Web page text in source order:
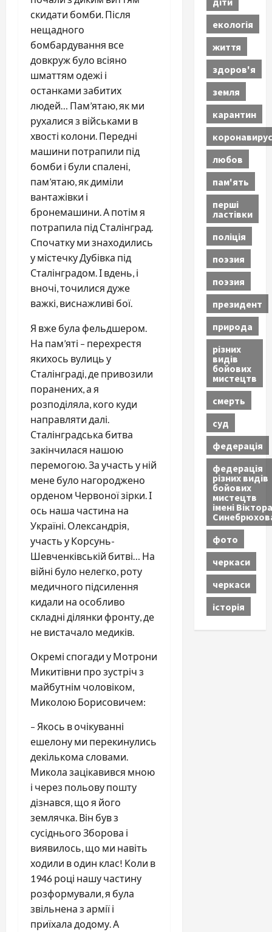
скидати бомби. Після
нещадного
бомбардування все
довкруж було всіяно
шматтям одежі і
останками забитих
людей… Пам’ятаю, як ми
рухалися з військами в
хвості колони. Передні
машини потрапили під
бомби і були спалені,
пам’ятаю, як диміли
вантажівки і
бронемашини. А потім я
потрапила під Сталінград.
Спочатку ми знаходились
у містечку Дубівка під
Сталінградом. І вдень, і
вночі, точилися дуже
важкі, виснажливі бої.
Я вже була фельдшером.
На пам’яті – перехрестя
якихось вулиць у
Сталінграді, де привозили
поранених, а я
розподіляла, кого куди
направляти далі.
Сталінградська битва
закінчилася нашою
перемогою. За участь у ній
мене було нагороджено
орденом Червоної зірки. І
ось наша частина на
Україні. Олександрія,
участь у Корсунь-
Шевченківській битві… На
війні було нелегко, роту
медичного підсилення
кидали на особливо
складні ділянки фронту, де
не вистачало медиків.
Окремі спогади у Мотрони
Микитівни про зустріч з
майбутнім чоловіком,
Миколою Борисовичем:
– Якось в очікуванні
ешелону ми перекинулись
декількома словами.
Микола зацікавився мною
і через польову пошту
дізнався, що я його
землячка. Він був з
сусіднього Зборова і
виявилось, що ми навіть
ходили в один клас! Коли в
1946 році нашу частину
розформували, я була
звільнена з армії і
приїхала додому. А
екологія
життя
здоров'я
земля
карантин
коронавирус
любов
пам'ять
перші
ластівки
поліція
поэзия
поэзия
президент
природа
різних
видів
бойових
мистецтв
смерть
суд
федерація
федерація
різних видів
бойових
мистецтв
імені Віктора
фото
черкаси
черкаси
історія